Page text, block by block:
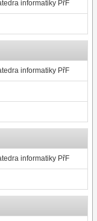
informatiky PřF
informatiky PřF
informatiky PřF